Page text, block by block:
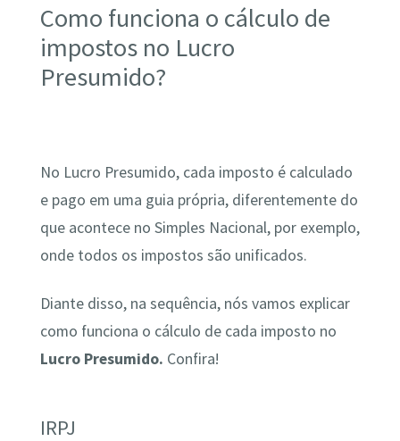
Como funciona o cálculo de
impostos no Lucro
Presumido?
No Lucro Presumido, cada imposto é calculado
e pago em uma guia própria, diferentemente do
que acontece no Simples Nacional, por exemplo,
onde todos os impostos são unificados.
Diante disso, na sequência, nós vamos explicar
como funciona o cálculo de cada imposto no
Lucro Presumido. Confira!
IRPJ